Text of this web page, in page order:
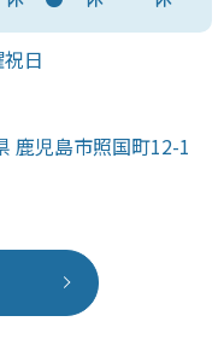
日
鹿児島市照国町12-1